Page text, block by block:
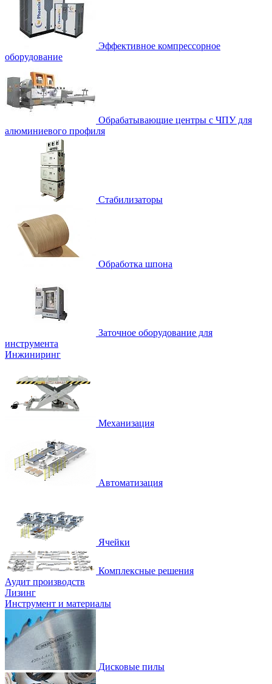
Эффективное компрессорное
оборудование
Обрабатывающие центры с ЧПУ для
алюминиевого профиля
Стабилизаторы
Обработка шпона
Заточное оборудование для
инструмента
Инжиниринг
Механизация
Автоматизация
Ячейки
Комплексные решения
Аудит производств
Лизинг
Инструмент и материалы
Дисковые пилы